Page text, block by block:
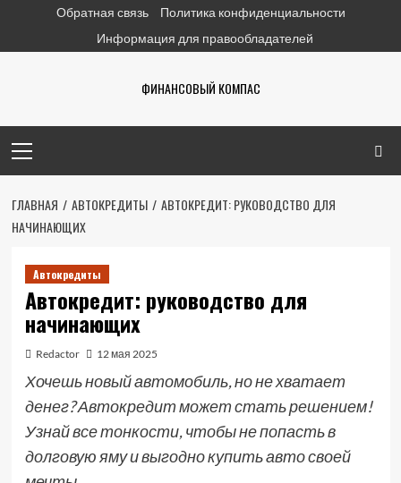
содержимому
Обратная связь
Политика конфиденциальности
Информация для правообладателей
ФИНАНСОВЫЙ КОМПАС
меню
ГЛАВНАЯ АВТОКРЕДИТЫ
АВТОКРЕДИТ: РУКОВОДСТВО ДЛЯ
НАЧИНАЮЩИХ
Автокредиты
Автокредит: руководство для
начинающих
Redactor 12 мая 2025
Хочешь новый автомобиль, но не хватает
денег? Автокредит может стать решением!
Узнай все тонкости, чтобы не попасть в
долговую яму и выгодно купить авто своей